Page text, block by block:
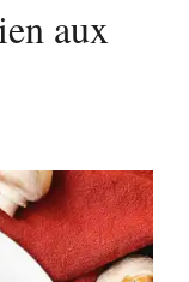
aux